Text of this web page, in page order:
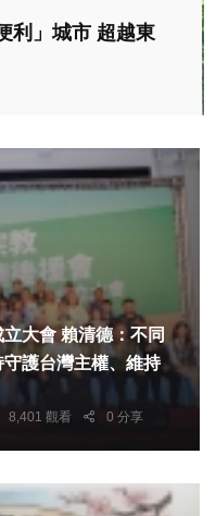
利」城市 超越東
德：不同
護台灣主權、維持
8,401 觀看 0 分享